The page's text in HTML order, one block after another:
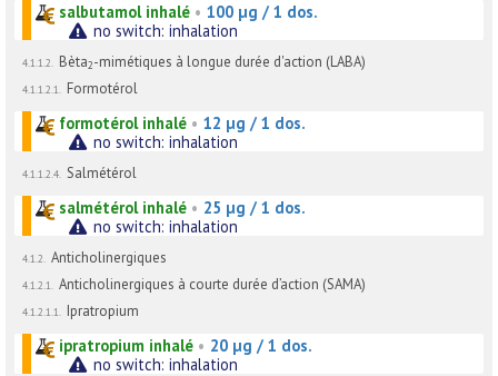
salbutamol inhalé • 100 µg / 1 dos.
no switch: inhalation
4.1.1.2. Bèta2-mimétiques à longue durée d'action (LABA)
4.1.1.2.1. Formotérol
formotérol inhalé • 12 µg / 1 dos.
no switch: inhalation
4.1.1.2.4. Salmétérol
salmétérol inhalé • 25 µg / 1 dos.
no switch: inhalation
4.1.2. Anticholinergiques
4.1.2.1. Anticholinergiques à courte durée d’action (SAMA)
4.1.2.1.1. Ipratropium
ipratropium inhalé • 20 µg / 1 dos.
no switch: inhalation